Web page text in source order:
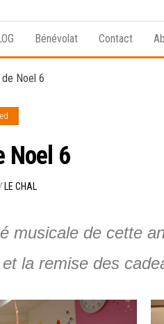
Bénévolat Contact
Noel 6
Noel 6
LE CHAL
musicale de cette
la remise des